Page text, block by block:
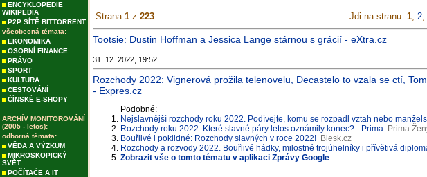
ENCYKLOPEDIE
WIKIPEDIA
P2P SÍTĚ BITTORRENT
všeobecná témata:
EKONOMIKA
OSOBNÍ FINANCE
PRÁVO
SPORT
KULTURA
CESTOVÁNÍ
ČÍNSKÉ E-SHOPY
ARCHÍV MONITOROVÁNÍ
(2005 - letos):
odborná témata:
VĚDA A VÝZKUM
MIKROSKOPICKÝ
SVĚT
POČÍTAČE A IT
Strana 1 z 223 Jdi na stranu: 1, 2,
Tootsie: Dustin Hoffman a Jessica Lange stárnou s grácií - eXtra.cz
31. 12. 2022, 19:52
Rozchody 2022: Vignerová prožila telenovelu, Decastelo to vzala se ctí,
- Expres.cz
Podobné:
Nejslavnější rozchody roku 2022. Podívejte, komu se rozpadl vztah nebo
Rozchody roku 2022: Které slavné páry letos oznámily konec? - Prima Prima
Bouřlivé i poklidné: Rozchody slavných v roce 2022! Blesk.cz
Rozchody a rozvody 2022. Bouřlivé hádky, milostné trojúhelníky i přívětivá
Zobrazit vše o tomto tématu v aplikaci Zprávy Google